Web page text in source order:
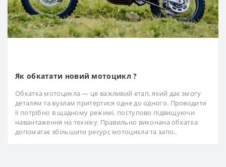
Як обкатати новий мотоцикл ?
Обкатка мотоцикла — це важливий етап, який дає змогу
деталям та вузлам притертися одне до одного. Проводити
її потрібно в щадному режимі, поступово підвищуючи
навантаження на техніку. Правильно виконана обкатка
допомагає збільшити ресурс мотоцикла та запо..